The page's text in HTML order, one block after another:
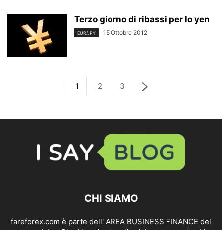
Terzo giorno di ribassi per lo yen
EUR/JPY 15 Ottobre 2012
1 2 3
CHI SIAMO
fareforex.com è parte dell' AREA BUSINESS FINANCE del